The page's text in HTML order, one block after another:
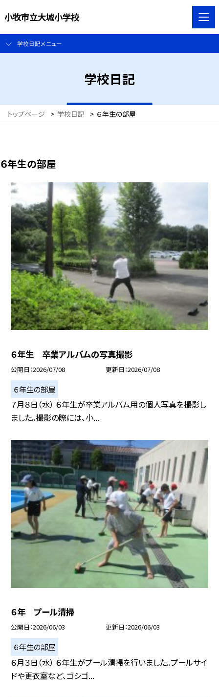
小牧市立大城小学校
学校日記メニュー
学校日記
トップページ > 学校日記 > ６年生の部屋
６年生の部屋
６年生 卒業アルバムの写真撮影
公開日 2026/07/08 更新日 2026/07/08
６年生の部屋
７月８日（水） ６年生が卒業アルバム用の個人写真を撮影し
ました。撮影の際には、小...
６年 プール清掃
公開日 2026/06/03 更新日 2026/06/03
６年生の部屋
６月３日（水） ６年生がプール清掃を行いました。プールサイ
ドや更衣室など、ゴシゴ...